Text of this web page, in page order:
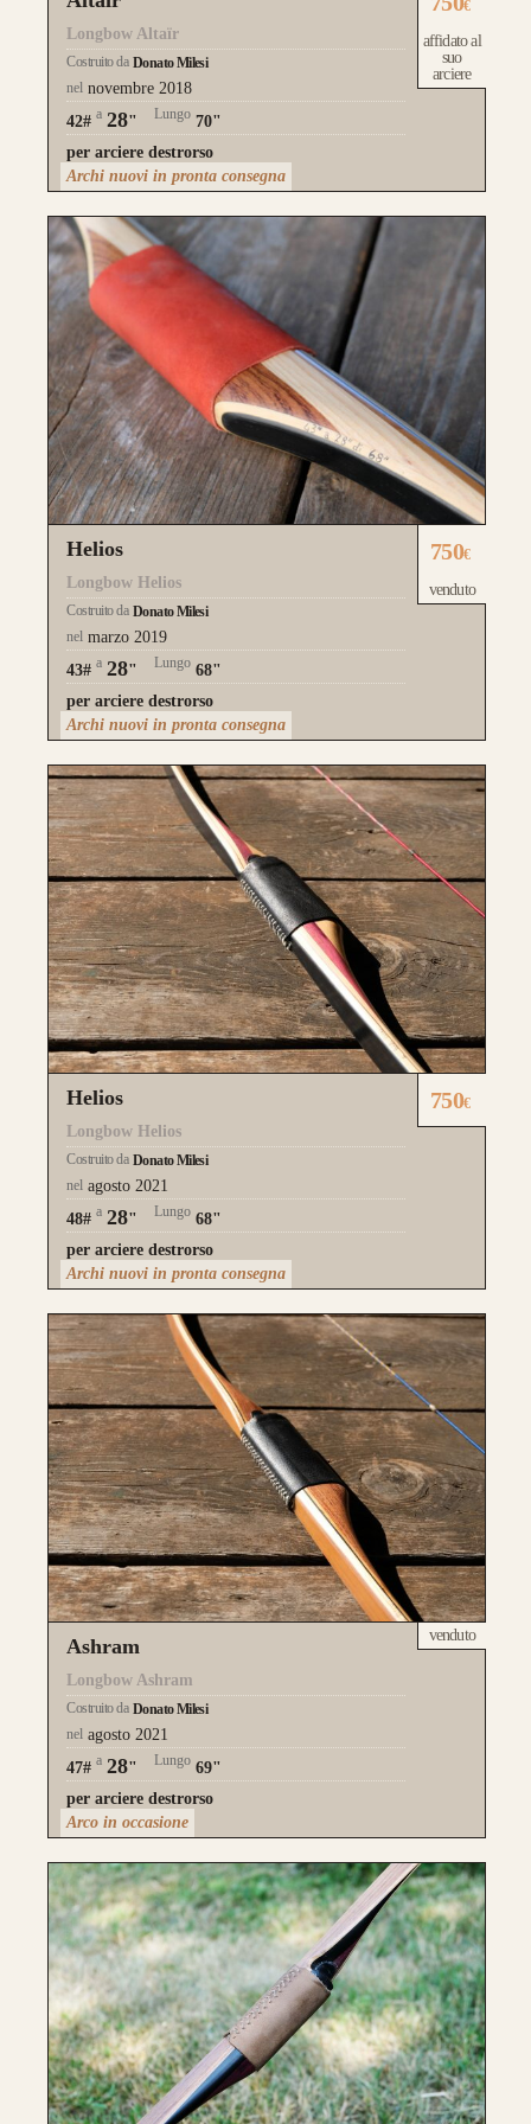
Longbow Altaïr
Costruito da Donato Milesi
nel novembre 2018
42# a 28" Lungo 70"
per arciere destrorso
€
affidato al
suo
arciere
Archi nuovi in pronta consegna
Helios
Longbow Helios
Costruito da Donato Milesi
nel marzo 2019
43# a 28" Lungo 68"
per arciere destrorso
750€
venduto
Archi nuovi in pronta consegna
Helios
Longbow Helios
Costruito da Donato Milesi
nel agosto 2021
48# a 28" Lungo 68"
per arciere destrorso
750€
Archi nuovi in pronta consegna
Ashram
Longbow Ashram
Costruito da Donato Milesi
nel agosto 2021
47# a 28" Lungo 69"
per arciere destrorso
venduto
Arco in occasione